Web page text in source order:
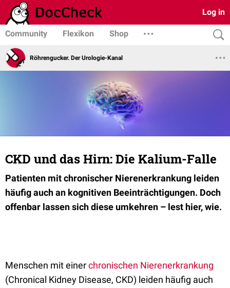
Log in
Community Flexikon Shop
Röhrengucker. Der Urologie-Kanal
CKD und das Hirn: Die Kalium-Falle
Patienten mit chronischer Nierenerkrankung leiden
häufig auch an kognitiven Beeinträchtigungen. Doch
offenbar lassen sich diese umkehren – lest hier, wie.
Menschen mit einerchronischen Nierenerkrankung
(Chronical Kidney Disease, CKD) leiden häufig auch